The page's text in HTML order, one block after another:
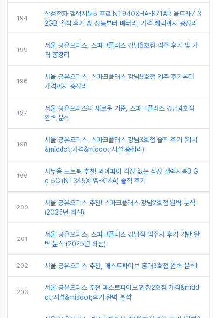
194
삼성전자 갤럭시북5 프로 NT940XHA-K71AR 울트라7 3
2GB 솔직 후기 AI 성능부터 배터리, 가격 혜택까지 총정리
195
서울 공유오피스, 스파크플러스 강남6호점 입주 후기 및 가
격 총정리
196
서울 공유오피스, 스파크플러스 강남5호점 입주 후기부터
가격까지 총정리
197
서울 공유오피스의 새로운 기준, 스파크플러스 강남4호점
완벽 분석
198
서울 공유오피스, 스파크플러스 강남3호점 솔직 후기 (위치
&middot;가격&middot;시설 총정리)
199
사무용 노트북 추천! 와이파이 걱정 없는 삼성 갤럭시북3 G
o 5G (NT345XPA-K14A) 솔직 후기
200
서울 공유오피스 추천! 스파크플러스 강남2호점 완벽 분석
(2025년 최신)
201
서울 공유오피스, 스파크플러스 강남점 입주사 후기 기반 완
벽 분석 (2025년 최신)
202 서울 공유오피스 추천, 패스트파이브 홍대3호점 완벽 분석!
203
서울 공유오피스 추천 패스트파이브 합정2호점 가격&midd
ot;시설&middot;후기 완벽 분석